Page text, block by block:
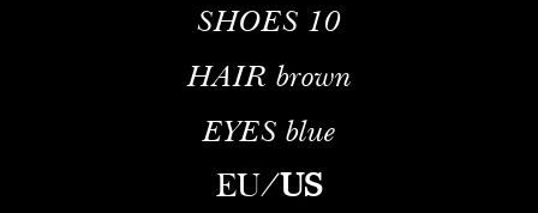
SHOES 10
HAIR brown
EYES blue
EU/US